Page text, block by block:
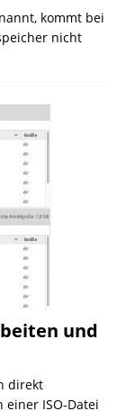
kommt bei
nicht
und
direkt
ISO-Datei